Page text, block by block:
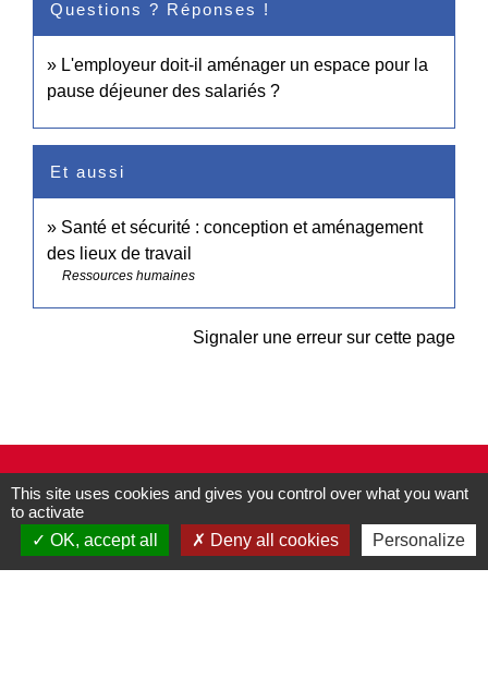
Questions ? Réponses !
L'employeur doit-il aménager un espace pour la
pause déjeuner des salariés ?
Et aussi
Santé et sécurité : conception et aménagement
des lieux de travail
Ressources humaines
Signaler une erreur sur cette page
2 rue des Rossignols
27130 Pullay - FRANCE
+33 2 32 32 18 58
This site uses cookies and gives you control over what you want
to activate
OK, accept all
Deny all cookies Personalize